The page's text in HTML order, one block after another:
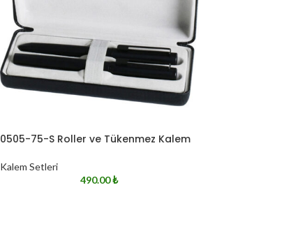
0505-75-S Roller ve Tükenmez Kalem
Kalem Setleri
490.00₺